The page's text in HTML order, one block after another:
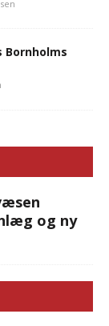
Bornholms
og ny